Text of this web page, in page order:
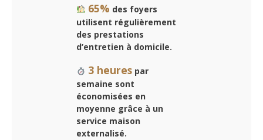
65% des foyers
utilisent régulièrement
des prestations
d’entretien à domicile.
3 heurespar
semaine sont
économisées en
moyenne grâce à un
service maison
externalisé.